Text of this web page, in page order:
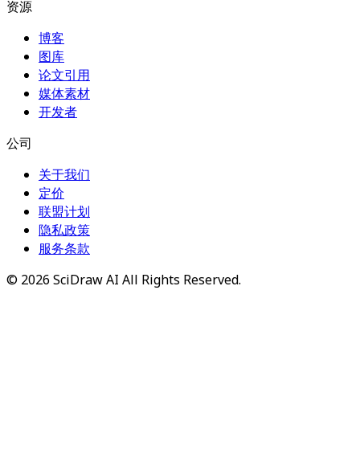
资源
博客
图库
论文引用
媒体素材
开发者
公司
关于我们
定价
联盟计划
隐私政策
服务条款
© 2026 SciDraw AI All Rights Reserved.